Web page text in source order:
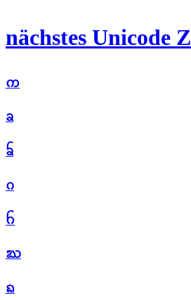
nächstes
ᨠ
ᨡ
ᨢ
ᨣ
ᨤ
ᨥ
ᨦ